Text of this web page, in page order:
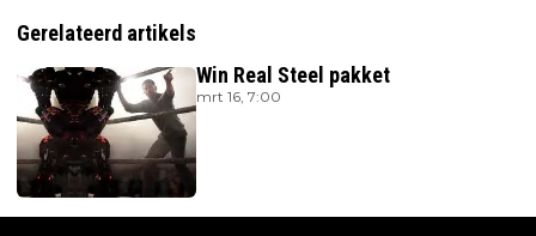
Gerelateerd artikels
Win Real Steel pakket
mrt 16, 7:00